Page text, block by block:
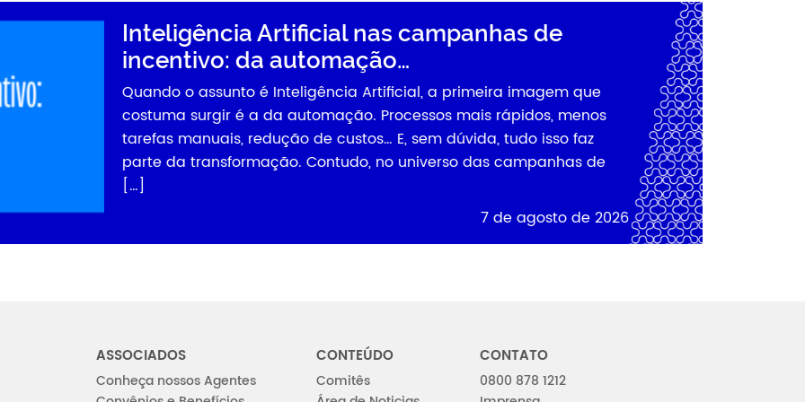
Inteligência Artificial nas campanhas de
incentivo: da automação…
Quando o assunto é Inteligência Artificial, a primeira imagem que
costuma surgir é a da automação. Processos mais rápidos, menos
tarefas manuais, redução de custos… E, sem dúvida, tudo isso faz
parte da transformação. Contudo, no universo das campanhas de
[…]
7 de agosto de 2026
ASSOCIADOS
Conheça nossos Agentes
CONTEÚDO
Comitês
CONTATO
0800 878 1212